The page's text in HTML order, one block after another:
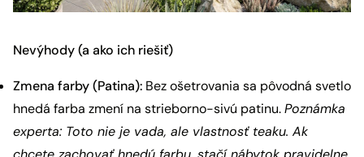
Nevýhody (a ako ich riešiť)
Zmena farby (Patina): Bez ošetrovania sa pôvodná svetlo
hnedá farba zmení na strieborno-sivú patinu.Poznámka
experta: Toto nie je vada, ale vlastnosť teaku. Ak